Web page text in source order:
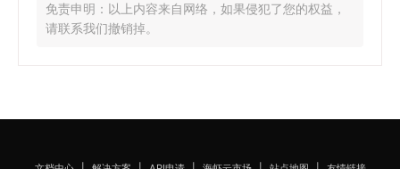
免责申明：以上内容来自网络，如果侵犯了您的权益，
请联系我们撤销掉。